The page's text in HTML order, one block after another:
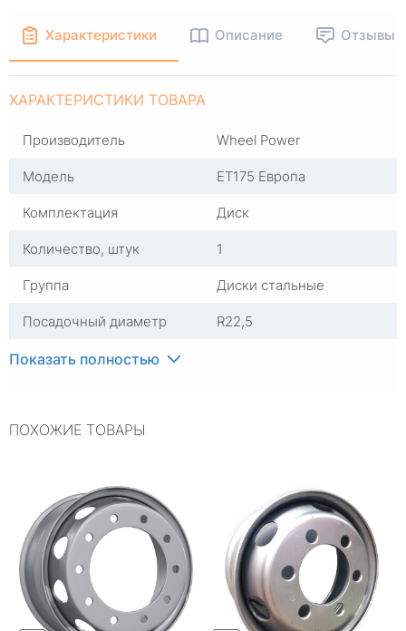
Характеристики Описание Отзывы
ХАРАКТЕРИСТИКИ ТОВАРА
Производитель
Wheel Power
Модель
ET175 Европа
Комплектация
Диск
Количество, штук
1
Группа
Диски стальные
Посадочный диаметр
R22,5
Ширина (диски)
Вылет
Цвет
Серебристый с
полировкой
Гарантия
1 год
Страна изготовителя
Китай
Показать полностью
ПОХОЖИЕ ТОВАРЫ